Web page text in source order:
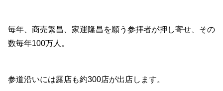
毎年、商売繁昌、家運隆昌を願う参拝者が押し寄せ、その
数毎年100万人。
参道沿いには露店も約300店が出店します。